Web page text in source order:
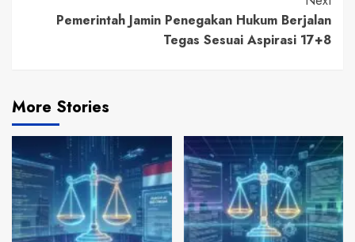
Pemerintah Jamin Penegakan Hukum Berjalan
Tegas Sesuai Aspirasi 17+8
More Stories